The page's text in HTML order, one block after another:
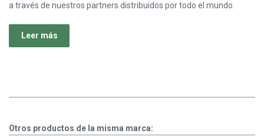
a través de nuestros partners distribuidos por todo el mundo.
Leer más
Otros productos de la misma marca: